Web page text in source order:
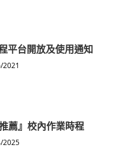
平台開放及使用通知
2021
薦』校內作業時程
2025